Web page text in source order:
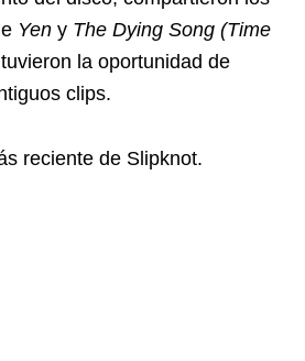
Yen y The Dying Song (Time
la oportunidad de
clips.
reciente de Slipknot.